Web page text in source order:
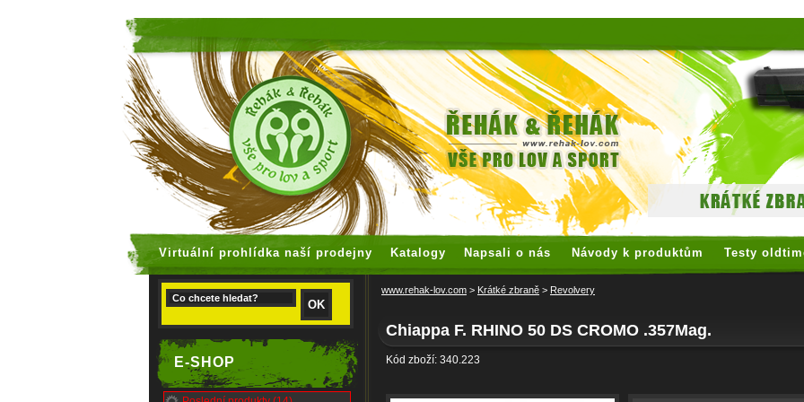
Virtuální prohlídka naší prodejny Katalogy Napsali o nás Návody k produktům Testy
E-SHOP
www.rehak-lov.com > Krátké zbraně > Revolvery
Chiappa F. RHINO 50 DS CROMO .357Mag.
Kód zboží: 340.223